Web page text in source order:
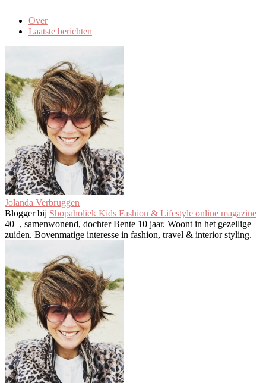
Over
Laatste berichten
Jolanda Verbruggen
Bloggerbij Shopaholiek Kids Fashion & Lifestyle online magazine
40+, samenwonend, dochter Bente 10 jaar. Woont in het gezellige
zuiden. Bovenmatige interesse in fashion, travel & interior styling.